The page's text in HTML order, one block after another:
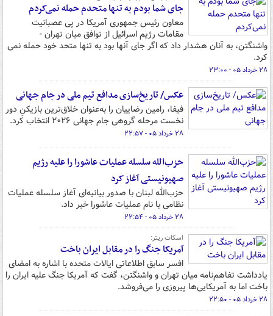
جای شما بودم به تنها متحدم حمله نمی‌کردم
معاون رئیس جمهوری آمریکا در پی عصبانیت
مقامات رژیم اسرائیل از توافق میان تهران -
واشنگتن، به آنان هشدار داد که اگر جای آنها بود به تنها متحد خود حمله نمی
کرد.
۲۸ خرداد ۰۵ - ۲۳:۰۰
عکس/ تاریخ‌سازی مدافع تیم ملی در جام جهانی
فیفا، رامین رضاییان را به‌عنوان خلاق‌ترین بازیکنِ دور
نخست مرحله گروهی جام جهانی ۲۰۲۶ انتخاب کرد.
۲۸ خرداد ۰۵ - ۲۲:۵۷
حزب‌الله سلسله عملیات عاشورا را علیه رژیم
صهیونیستی آغاز کرد
حزب‌الله لبنان با صدور بیانیه‌ای آغاز سلسله عملیات‌
نظامی با نام عملیات عاشورا خبر داد.
۲۸ خرداد ۰۵ - ۲۲:۵۴
اسکات ریتر:
آمریکا جنگ را در مقابل ایران باخت
افسر سابق اطلاعاتی ایالات متحده با اشاره به امضای
یادداشت تفاهم‌نامه میان تهران و واشنگتن، گفت که آمریکا جنگ علیه ایران را
باخت اما به آمریکایی‌ها پیروزی را می‌فروشد.
۲۸ خرداد ۰۵ - ۲۲:۵۰